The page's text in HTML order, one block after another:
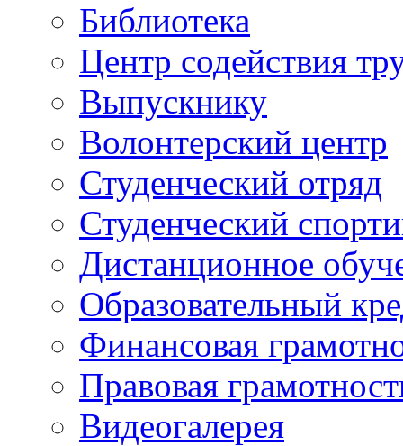
Библиотека
Центр содействия
Выпускнику
Волонтерский центр
Студенческий отряд
Студенческий
Дистанционное
Образовательный
Финансовая
Правовая
Видеогалерея